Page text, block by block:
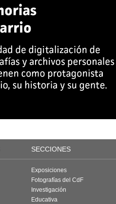
SECCIONES
Exposiciones
Fotografías del CdF
Investigación
Educativa